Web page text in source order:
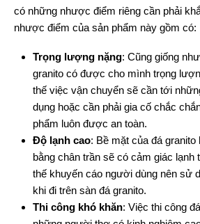
có những nhược điểm riêng cần phải
nhược điểm của sản phẩm này gồm có:
Trọng lượng nặng: Cũng giống
granito có được cho mình trọng
thế việc vận chuyển sẽ cần tới
dụng hoặc cần phải gia cố chắc
phẩm luôn được an toàn.
Độ lạnh cao: Bề mặt của đá granito
bằng chân trần sẽ có cảm giác lạnh
thế khuyến cáo người dùng nên sử
khi đi trên sàn đá granito.
Thi công khó khăn: Việc thi công